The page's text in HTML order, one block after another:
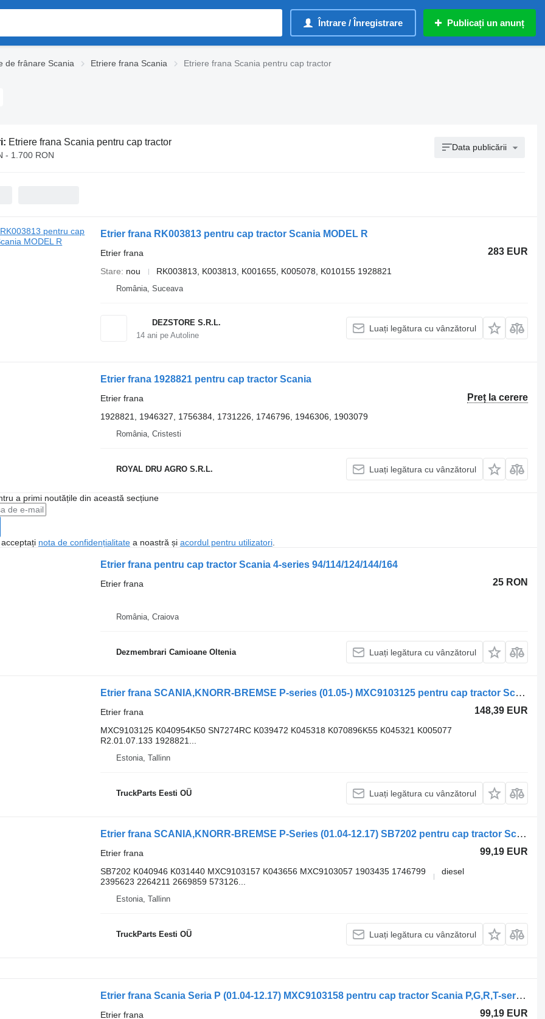
Întrare / Înregistrare Publicați un anunț
de frânare Scania Etriere frana Scania Etriere frana Scania pentru cap tractor
Etriere frana Scania pentru cap tractor
- 1.700 RON
Data publicării
Etrier frana RK003813 pentru cap tractor Scania MODEL R
283 EUR
Etrier frana
Stare
nou RK003813, K003813, K001655, K005078, K010155 1928821
România, Suceava
DEZSTORE S.R.L.
14ani pe Autoline
Luați legătura cu vânzătorul
Etrier frana 1928821 pentru cap tractor Scania
Preț la cerere
Etrier frana
1928821, 1946327, 1756384, 1731226, 1746796, 1946306, 1903079
România, Cristesti
ROYAL DRU AGRO S.R.L. Luați legătura cu vânzătorul
a primi noutățile din această secțiune
nota de confidențialitatea noastră și acordul pentru utilizatori.
Etrier frana pentru cap tractor Scania 4-series 94/114/124/144/164
25 RON
Etrier frana
România, Craiova
Dezmembrari Camioane Oltenia Luați legătura cu vânzătorul
Etrier frana SCANIA,KNORR-BREMSE P-series (01.05-) MXC9103125 pentru cap tractor Scania P,G,R,T-series (2004-2017)
148,39 EUR
Etrier frana
MXC9103125 K040954K50 SN7274RC K039472 K045318 K070896K55 K045321 K005077
R2.01.07.133 1928821...
Estonia, Tallinn
TruckParts Eesti OÜ Luați legătura cu vânzătorul
Etrier frana SCANIA,KNORR-BREMSE P-Series (01.04-12.17) SB7202 pentru cap tractor Scania P,G,R,T-series (2004-2017)
99,19 EUR
Etrier frana
SB7202 K040946 K031440 MXC9103157 K043656 MXC9103057 1903435 1746799
2395623 2264211 2669859 573126...
diesel
Estonia, Tallinn
TruckParts Eesti OÜ Luați legătura cu vânzătorul
Etrier frana Scania Seria P (01.04-12.17) MXC9103158 pentru cap tractor Scania P,G,R,T-series (2004-2017)
99,19 EUR
Etrier frana